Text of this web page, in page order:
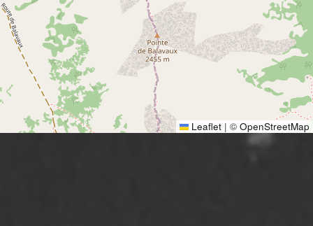
Leaflet | © OpenStreetMap